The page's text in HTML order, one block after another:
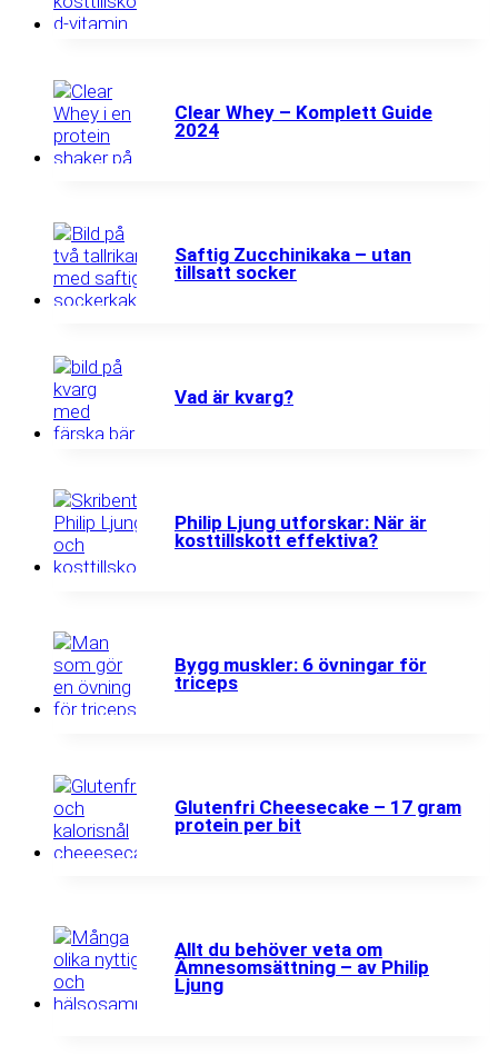
Clear Whey – Komplett Guide
2024
Saftig Zucchinikaka – utan
tillsatt socker
Vad är kvarg?
Philip Ljung utforskar: När är
kosttillskott effektiva?
Bygg muskler: 6 övningar för
triceps
Glutenfri Cheesecake – 17 gram
protein per bit
Allt du behöver veta om
Ämnesomsättning – av Philip
Ljung